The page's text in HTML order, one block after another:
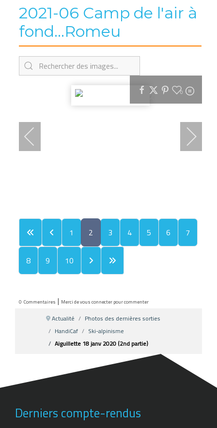
2021-06 Camp de l'air à
fond...Romeu
0
1 2 3 4 5 6
7
8
9 10
0 Commentaires | Merci de vous connecter pour commenter
Actualité
Photos des dernières sorties
HandiCaf
Ski-alpinisme
Aiguillette 18 janv 2020 (2nd partie)
Derniers compte-rendus